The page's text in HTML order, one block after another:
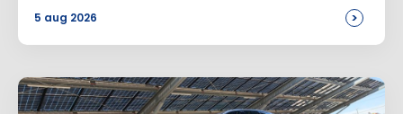
5 aug 2026 >